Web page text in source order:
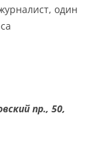
один
пр., 50,